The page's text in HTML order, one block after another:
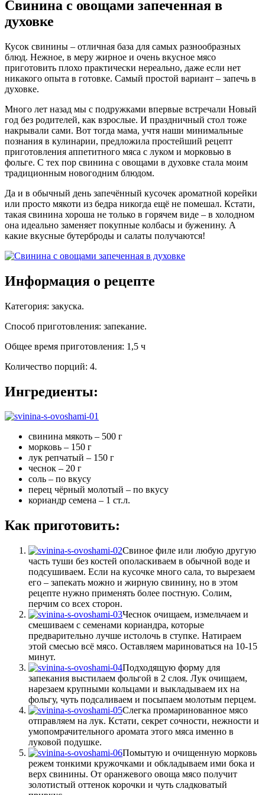
Свинина с овощами запеченная в
духовке
Кусок свинины – отличная база для самых разнообразных
блюд. Нежное, в меру жирное и очень вкусное мясо
приготовить плохо практически нереально, даже если нет
никакого опыта в готовке. Самый простой вариант – запечь в
духовке.
Много лет назад мы с подружками впервые встречали Новый
год без родителей, как взрослые. И праздничный стол тоже
накрывали сами. Вот тогда мама, учтя наши минимальные
познания в кулинарии, предложила простейший рецепт
приготовления аппетитного мяса с луком и морковью в
фольге. С тех пор свинина с овощами в духовке стала моим
традиционным новогодним блюдом.
Да и в обычный день запечённый кусочек ароматной корейки
или просто мякоти из бедра никогда ещё не помешал. Кстати,
такая свинина хороша не только в горячем виде – в холодном
она идеально заменяет покупные колбасы и буженину. А
какие вкусные бутерброды и салаты получаются!
Информация о рецепте
Категория: закуска.
Способ приготовления: запекание.
Общее время приготовления: 1,5 ч
Количество порций: 4.
Ингредиенты:
свинина мякоть – 500 г
морковь – 150 г
лук репчатый – 150 г
чеснок – 20 г
соль – по вкусу
перец чёрный молотый – по вкусу
кориандр семена – 1 ст.л.
Как приготовить:
Свиное филе или любую другую
часть туши без костей ополаскиваем в обычной воде и
подсушиваем. Если на кусочке много сала, то вырезаем
его – запекать можно и жирную свинину, но в этом
рецепте нужно применять более постную. Солим,
перчим со всех сторон.
Чеснок очищаем, измельчаем и
смешиваем с семенами кориандра, которые
предварительно лучше истолочь в ступке. Натираем
этой смесью всё мясо. Оставляем мариноваться на 10-15
минут.
Подходящую форму для
запекания выстилаем фольгой в 2 слоя. Лук очищаем,
нарезаем крупными кольцами и выкладываем их на
фольгу, чуть подсаливаем и посыпаем молотым перцем.
Слегка промаринованное мясо
отправляем на лук. Кстати, секрет сочности, нежности и
умопомрачительного аромата этого мяса именно в
луковой подушке.
Помытую и очищенную морковь
режем тонкими кружочками и обкладываем ими бока и
верх свинины. От оранжевого овоща мясо получит
золотистый оттенок корочки и чуть сладковатый